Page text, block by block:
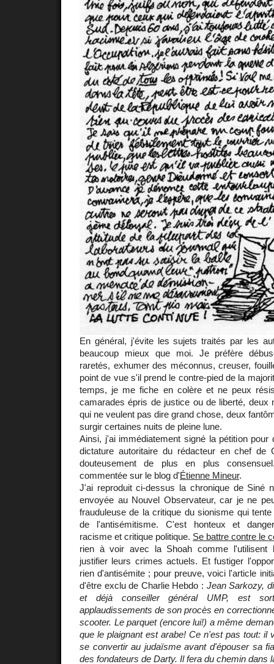
En général, j'évite les sujets traités par les
beaucoup mieux que moi. Je préfère
raretés, exhumer des méconnus, creuser,
point de vue s'il prend le contre-pied de la
temps, je me fiche en colère et ne peux
camarades épris de justice ou de liberté, deux
qui ne veulent pas dire grand chose, deux
surgir certaines nuits de pleine lune.
Ainsi, j'ai immédiatement signé la pétition pour
dictature autoritaire du rédacteur en chef de
douteusement de plus en plus
commentée sur le blog d'Étienne Mineur.
J'ai reproduit ci-dessus la chronique de Siné
envoyée au Nouvel Observateur, car je ne
frauduleuse de la critique du sionisme qui
de l'antisémitisme. C'est honteux et
racisme et critique politique. Se battre contre le
rien à voir avec la Shoah comme l'utilisent
justifier leurs crimes actuels. Et fustiger
rien d'antisémite ; pour preuve, voici l'article
d'être exclu de Charlie Hebdo : Jean Sarkozy,
et déjà conseiller général UMP, est
applaudissements de son procès en
scooter. Le parquet (encore lui!) a même
que le plaignant est arabe! Ce n'est pas tout: il
se convertir au judaïsme avant d'épouser sa
des fondateurs de Darty. Il fera du chemin dans